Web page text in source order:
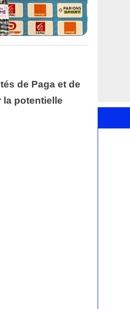
de Paga et de
la potentielle